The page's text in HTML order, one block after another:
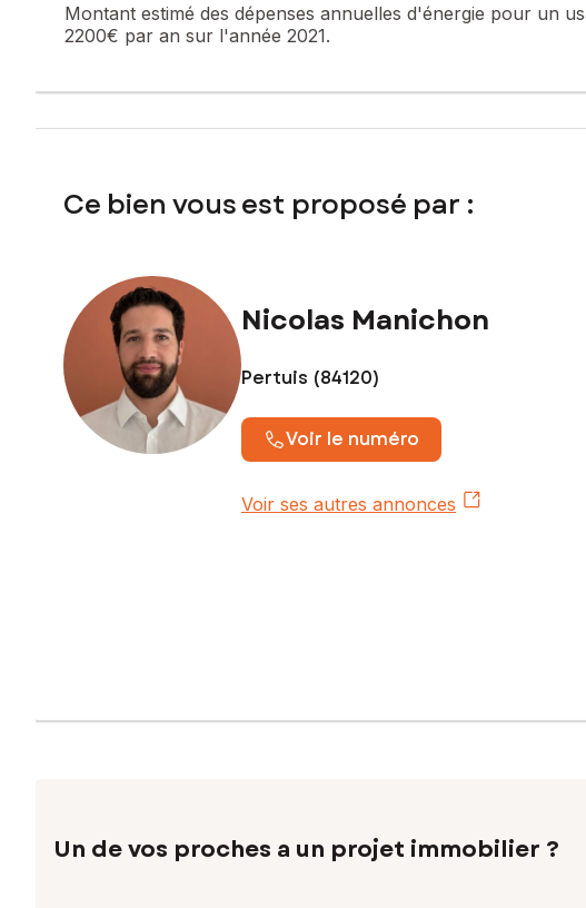
Montant estimé des dépenses annuelles d'énergie pour un
2200€ par an sur l'année 2021.
Ce bien vous est proposé par :
Nicolas Manichon
Pertuis (84120)
Voir le numéro
Voir ses autres annonces
Un de vos proches a un projet immobilier ?